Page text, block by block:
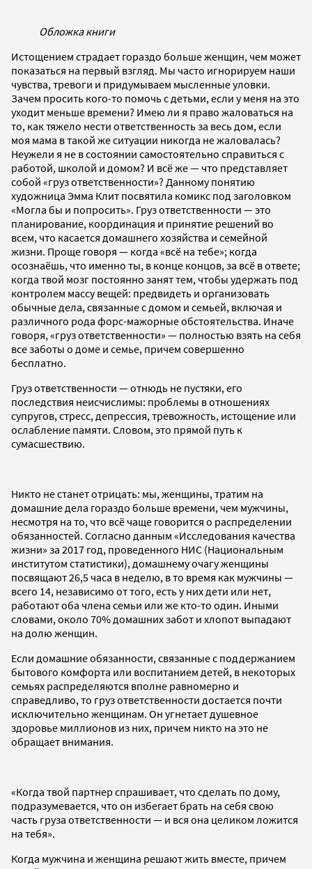
Обложка книги
Истощением страдает гораздо больше женщин, чем может
показаться на первый взгляд. Мы часто игнорируем наши
чувства, тревоги и придумываем мысленные уловки.
Зачем просить кого-то помочь с детьми, если у меня на это
уходит меньше времени? Имею ли я право жаловаться на
то, как тяжело нести ответственность за весь дом, если
моя мама в такой же ситуации никогда не жаловалась?
Неужели я не в состоянии самостоятельно справиться с
работой, школой и домом? И всё же — что представляет
собой «груз ответственности»? Данному понятию
художница Эмма Клит посвятила комикс под заголовком
«Могла бы и попросить». Груз ответственности — это
планирование, координация и принятие решений во
всем, что касается домашнего хозяйства и семейной
жизни. Проще говоря — когда «всё на тебе»; когда
осознаёшь, что именно ты, в конце концов, за всё в ответе;
когда твой мозг постоянно занят тем, чтобы удержать под
контролем массу вещей: предвидеть и организовать
обычные дела, связанные с домом и семьей, включая и
различного рода форс-мажорные обстоятельства. Иначе
говоря, «груз ответственности» — полностью взять на себя
все заботы о доме и семье, причем совершенно
бесплатно.
Груз ответственности — отнюдь не пустяки, его
последствия неисчислимы: проблемы в отношениях
супругов, стресс, депрессия, тревожность, истощение или
ослабление памяти. Словом, это прямой путь к
сумасшествию.
Никто не станет отрицать: мы, женщины, тратим на
домашние дела гораздо больше времени, чем мужчины,
несмотря на то, что всё чаще говорится о распределении
обязанностей. Согласно данным «Исследования качества
жизни» за 2017 год, проведенного НИС (Национальным
институтом статистики), домашнему очагу женщины
посвящают 26,5 часа в неделю, в то время как мужчины —
всего 14, независимо от того, есть у них дети или нет,
работают оба члена семьи или же кто-то один. Иными
словами, около 70% домашних забот и хлопот выпадают
на долю женщин.
Если домашние обязанности, связанные с поддержанием
бытового комфорта или воспитанием детей, в некоторых
семьях распределяются вполне равномерно и
справедливо, то груз ответственности достается почти
исключительно женщинам. Он угнетает душевное
здоровье миллионов из них, причем никто на это не
обращает внимания.
«Когда твой партнер спрашивает, что сделать по дому,
подразумевается, что он избегает брать на себя свою
часть груза ответственности — и вся она целиком ложится
на тебя».
Когда мужчина и женщина решают жить вместе, причем